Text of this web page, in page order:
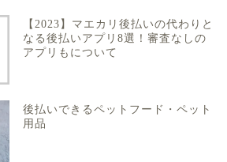
【2023】マエカリ後払いの代わりと
なる後払いアプリ8選！審査なしの
アプリもについて
後払いできるペットフード・ペット
用品